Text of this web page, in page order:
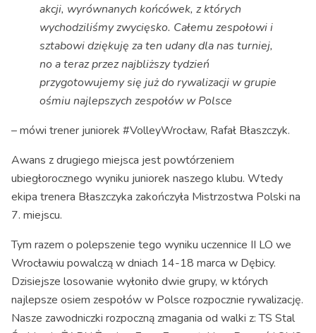
akcji, wyrównanych końcówek, z których
wychodziliśmy zwycięsko. Całemu zespołowi i
sztabowi dziękuję za ten udany dla nas turniej,
no a teraz przez najbliższy tydzień
przygotowujemy się już do rywalizacji w grupie
ośmiu najlepszych zespołów w Polsce
– mówi trener juniorek #VolleyWrocław, Rafał Błaszczyk.
Awans z drugiego miejsca jest powtórzeniem
ubiegłorocznego wyniku juniorek naszego klubu. Wtedy
ekipa trenera Błaszczyka zakończyła Mistrzostwa Polski na
7. miejscu.
Tym razem o polepszenie tego wyniku uczennice II LO we
Wrocławiu powalczą w dniach 14-18 marca w Dębicy.
Dzisiejsze losowanie wyłoniło dwie grupy, w których
najlepsze osiem zespołów w Polsce rozpocznie rywalizację.
Nasze zawodniczki rozpoczną zmagania od walki z: TS Stal